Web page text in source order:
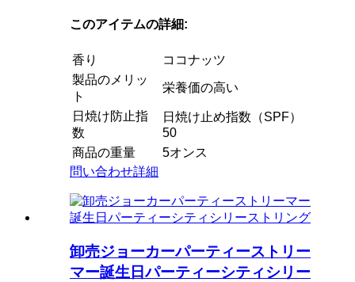
このアイテムの詳細:
香り
ココナッツ
製品のメリッ
ト
栄養価の高い
日焼け防止指
数
日焼け止め指数（SPF）
50
商品の重量
5オンス
問い合わせ詳細
卸売ジョーカーパーティーストリー
マー誕生日パーティーシティシリー